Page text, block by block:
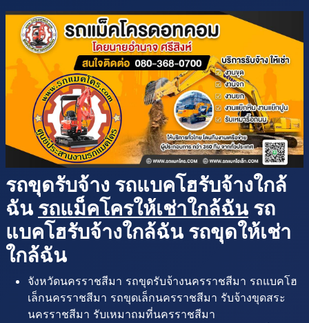
รถขุดรับจ้าง รถแบคโฮรับจ้างใกล้
ฉัน รถแม็คโครให้เช่าใกล้ฉัน รถ
แบคโฮรับจ้างใกล้ฉัน รถขุดให้เช่า
ใกล้ฉัน
จังหวัดนครราชสีมา รถขุดรับจ้างนครราชสีมา รถแบคโฮ
เล็กนครราชสีมา รถขุดเล็กนครราชสีมา รับจ้างขุดสระ
นครราชสีมา รับเหมาถมที่นครราชสีมา